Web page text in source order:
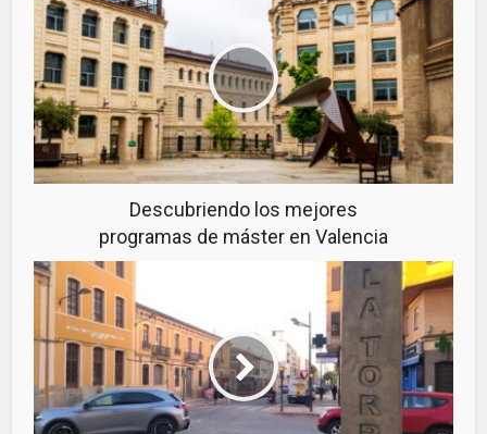
Descubriendo los mejores
programas de máster en Valencia